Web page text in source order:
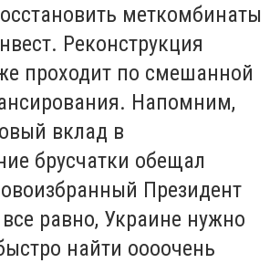
меткомбинаты
Реконструкция
проходит по смешанной
Напомним,
вклад в
брусчатки обещал
Президент
равно, Украине нужно
найти оооочень